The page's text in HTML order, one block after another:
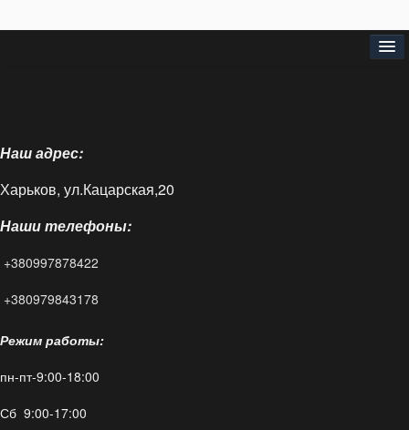
Доставка и оплата
Блог
FAQ
Контакты
Наш адрес:
Харьков, ул.Кацарская,20
Наши телефоны:
+380997878422
+380979843178
Режим работы:
пн-пт-9:00-18:00
Сб 9:00-17:00